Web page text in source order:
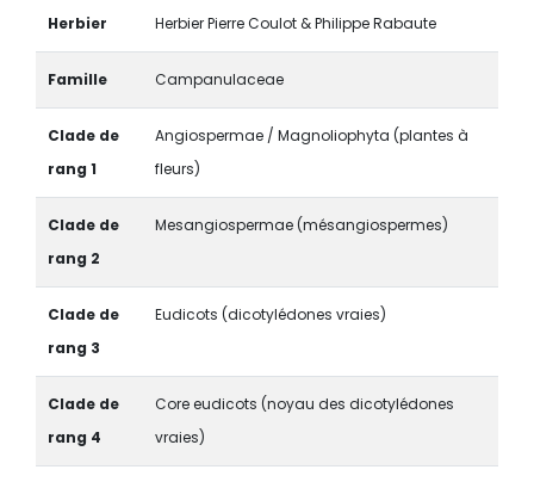
Herbier Herbier Pierre Coulot & Philippe Rabaute
Famille Campanulaceae
Clade de
rang 1
Angiospermae / Magnoliophyta (plantes à
fleurs)
Clade de
rang 2
Mesangiospermae (mésangiospermes)
Clade de
rang 3
Eudicots (dicotylédones vraies)
Clade de
rang 4
Core eudicots (noyau des dicotylédones
vraies)